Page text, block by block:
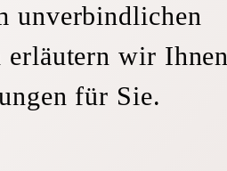
unverbindlichen
erläutern wir Ihnen
für Sie.